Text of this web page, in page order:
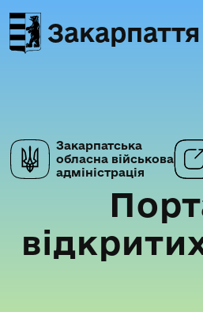
Закарпаття
Закарпатська
обласна військова
адміністрація